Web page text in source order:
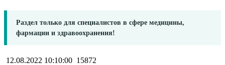
Раздел только для специалистов в сфере медицины,
фармации и здравоохранения!
12.08.2022 10:10:00 15872